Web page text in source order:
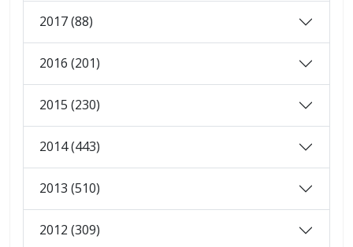
2017 (88)
2016 (201)
2015 (230)
2014 (443)
2013 (510)
2012 (309)